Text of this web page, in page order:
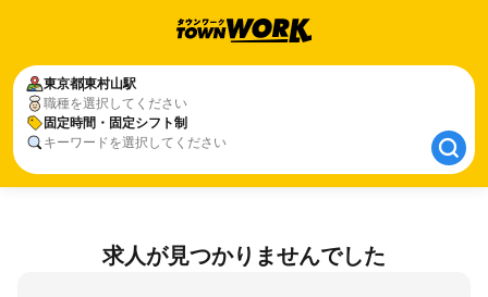
東京都東村山駅
職種を選択してください
固定時間・固定シフト制
キーワードを選択してください
東京都東村山駅
固定時間・固定シフト制
求人が見つかりませんでした